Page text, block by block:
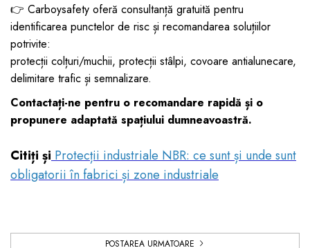
👉 Carboysafety oferă consultanță gratuită pentru
identificarea punctelor de risc și recomandarea soluțiilor
potrivite:
protecții colțuri/muchii, protecții stâlpi, covoare antialunecare,
delimitare trafic și semnalizare.
Contactați-ne pentru o recomandare rapidă și o
propunere adaptată spațiului dumneavoastră.
Citiți și Protecții industriale NBR: ce sunt și unde sunt
obligatorii în fabrici și zone industriale
POSTAREA URMATOARE